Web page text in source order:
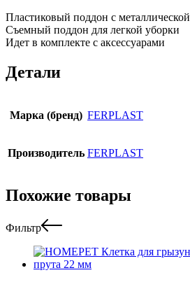
Пластиковый поддон с
Съемный поддон для легкой уборки
Идет в комплекте с аксессуарами
Детали
Марка (бренд) FERPLAST
Производитель FERPLAST
Похожие товары
Фильтр